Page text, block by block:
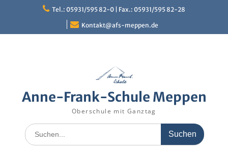
Tel.: 05931/595 82-0 | Fax.: 05931/595 82-28
Kontakt@afs-meppen.de
Anne-Frank-Schule Meppen
Oberschule mit Ganztag
Search
for: